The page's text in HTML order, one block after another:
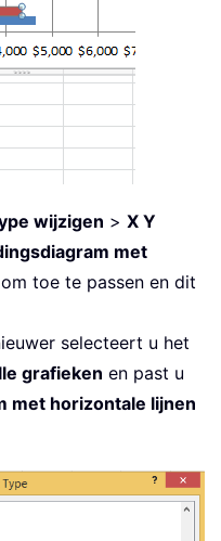
wijzigen > X Y
met
om toe te passen en dit
selecteert u het
grafieken en past u
met horizontale lijnen